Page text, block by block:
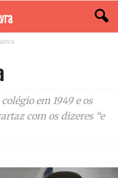
em 1949 e os
com os dizeres “e